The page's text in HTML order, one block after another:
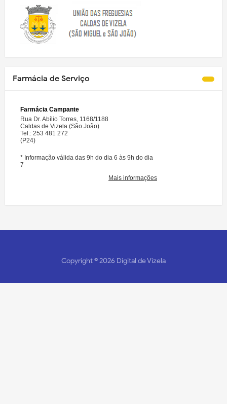
Farmácia de Serviço
Copyright ©2026 Digital de Vizela